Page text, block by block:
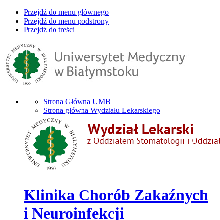
Przejdź do menu głównego
Przejdź do menu podstrony
Przejdź do treści
Strona Główna UMB
Strona główna Wydziału Lekarskiego
Klinika Chorób Zakaźnych
i Neuroinfekcji